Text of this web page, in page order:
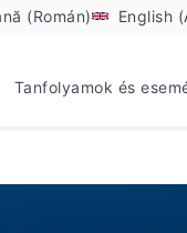
(Román) English
Tanfolyamok és